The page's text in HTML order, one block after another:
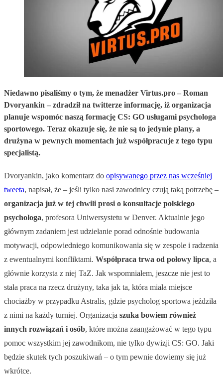
Niedawno pisaliśmy o tym, że menadżer Virtus.pro – Roman
Dvoryankin – zdradził na twitterze informację, iż organizacja
planuje wspomóc naszą formację CS: GO usługami psychologa
sportowego. Teraz okazuje się, że nie są to jedynie plany, a
drużyna w pewnych momentach już współpracuje z tego typu
specjalistą.
Dvoryankin, jako komentarz do opisywanego przez nas wcześniej
tweeta, napisał, że – jeśli tylko nasi zawodnicy czują taką potrzebę –
organizacja już w tej chwili prosi o konsultacje polskiego
psychologa, profesora Uniwersystetu w Denver. Aktualnie jego
głównym zadaniem jest udzielanie porad odnośnie budowania
motywacji, odpowiedniego komunikowania się w zespole i radzenia
z ewentualnymi konfliktami. Współpraca trwa od połowy lipca, a
głównie korzysta z niej TaZ. Jak wspomniałem, jeszcze nie jest to
stała praca na rzecz drużyny, taka jak ta, która miała miejsce
chociażby w przypadku Astralis, gdzie psycholog sportowa jeździła
z nimi na każdy turniej. Organizacja szuka bowiem również
innych rozwiązań i osób, które można zaangażować w tego typu
pomoc wszystkim jej zawodnikom, nie tylko dywizji CS: GO. Jaki
będzie skutek tych poszukiwań – o tym pewnie dowiemy się już
wkrótce.